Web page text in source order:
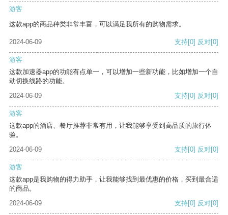
游客
这款app的商品种类非常丰富，可以满足我所有的购物需求。
2024-06-09 支持[0] 反对[0]
游客
这款加速器app的功能有点单一，可以增加一些新功能，比如增加一个自
动切换线路的功能。
2024-06-09
支持[0] 反对[0]
游客
这款app的酒店、餐厅推荐非常有用，让我能够享受到高品质的旅行体
验。
2024-06-09
支持[0] 反对[0]
游客
这款app是我购物的得力助手，让我能够找到最优惠的价格，买到最合适
的商品。
2024-06-09
支持[0] 反对[0]